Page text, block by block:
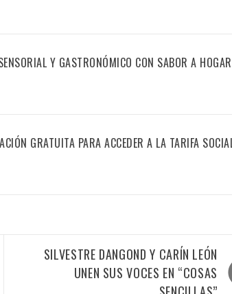
Y GASTRONÓMICO CON SABOR A
GRATUITA PARA ACCEDER A LA TARIFA
SILVESTRE DANGOND Y CARÍN LEÓN
UNEN SUS VOCES EN “COSAS